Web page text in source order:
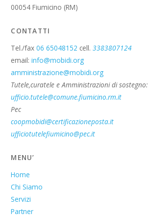
00054 Fiumicino (RM)
CONTATTI
Tel./fax06 65048152 cell.3383807124
email:info@mobidi.org
amministrazione@mobidi.org
Tutele,curatele e Amministrazioni di sostegno:
ufficio.tutele@comune.fiumicino.rm.it
Pec
coopmobidi@certificazioneposta.it
ufficiotutelefiumicino@pec.it
MENU’
Home
Chi Siamo
Servizi
Partner